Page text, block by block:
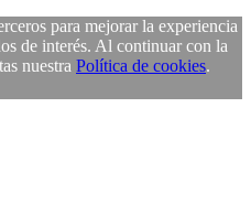
para mejorar la experiencia
de interés. Al continuar con la
nuestra Política de cookies.